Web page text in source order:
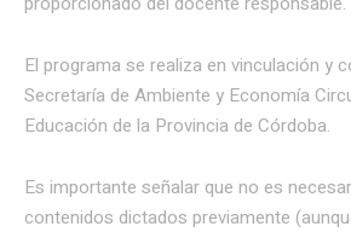
El programa se realiza en vinculación y
Secretaría de Ambiente y Economía
Educación de la Provincia de Córdoba.
Es importante señalar que no es
contenidos dictados previamente